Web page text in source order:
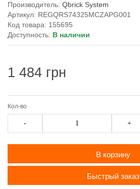
Производитель: Qbrick System
Артикул: REGQRS74325MCZAPG001
Код товара: 155695
Доступность: В наличии
1 484 грн
Кол-во
- +
В корзину
Быстрый заказ